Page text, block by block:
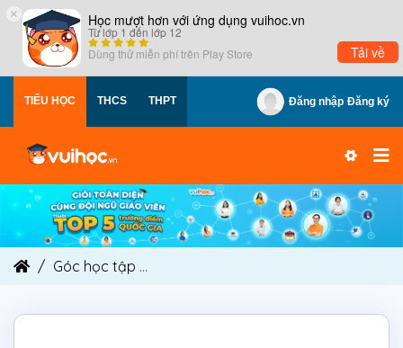
× Học mượt hơn với ứng dụng vuihoc.vn
Từ lớp 1 đến lớp 12
Dùng thử miễn phí trên Play Store Tải về
TIỂU HỌC THCS THPT Đăng nhập Đăng ký
Góc học tập